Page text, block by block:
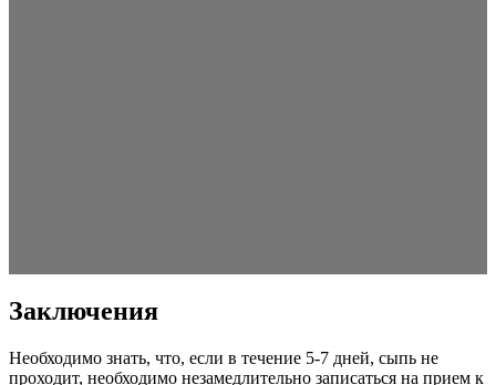
Заключения
Необходимо знать, что, если в течение 5-7 дней, сыпь не
проходит, необходимо незамедлительно записаться на прием к